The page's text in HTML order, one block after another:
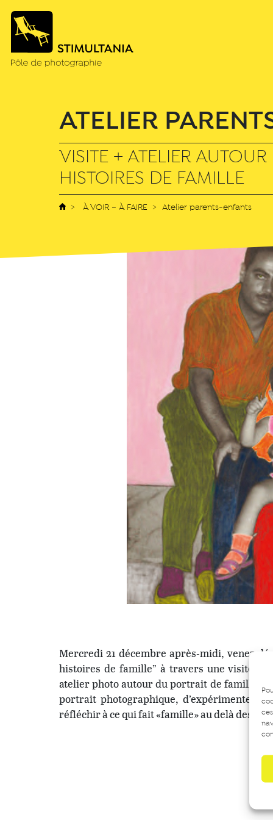
ATELIER
VISITE + ATELIER
HISTOIRES DE FAMILLE
À VOIR – À FAIRE Atelier parents-enfants
Mercredi 21 décembre après-midi, venez
histoires de famille” à travers une visite
atelier photo autour du portrait de famille :
portrait photographique, d’expérimenter
réfléchir à ce qui fait «famille» au delà des